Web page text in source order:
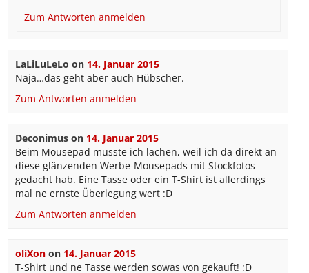
Zum Antworten anmelden
LaLiLuLeLo on 14. Januar 2015
Naja…das geht aber auch Hübscher.
Zum Antworten anmelden
Deconimuson 14. Januar 2015
Beim Mousepad musste ich lachen, weil ich da direkt an
diese glänzenden Werbe-Mousepads mit Stockfotos
gedacht hab. Eine Tasse oder ein T-Shirt ist allerdings
mal ne ernste Überlegung wert :D
Zum Antworten anmelden
oliXonon 14. Januar 2015
T-Shirt und ne Tasse werden sowas von gekauft! :D